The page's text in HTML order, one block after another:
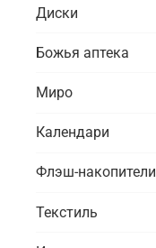
Диски
Божья аптека
Миро
Календари
Флэш-накопители
Текстиль